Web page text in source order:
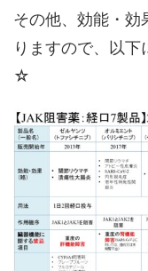
その他、効能・効
りますので、以
☆